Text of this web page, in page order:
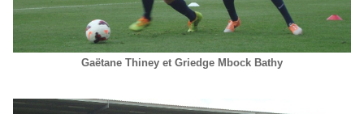
Gaëtane Thiney et Griedge Mbock Bathy